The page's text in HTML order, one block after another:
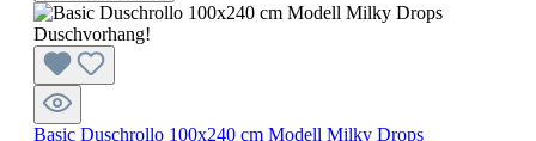
Basic Duschrollo 100x240 cm Modell Milky Drops